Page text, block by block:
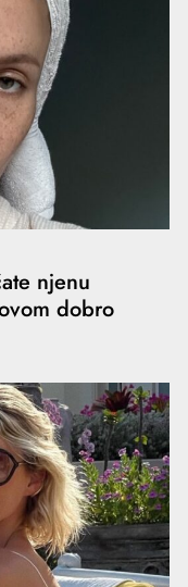
njenu
dobro